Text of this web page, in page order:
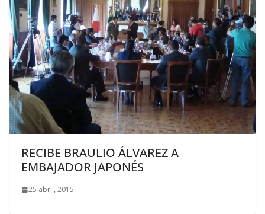
RECIBE BRAULIO ÁLVAREZ A
EMBAJADOR JAPONÉS
25 abril, 2015